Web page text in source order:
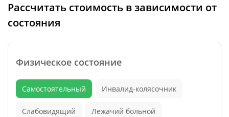
Рассчитать стоимость в зависимости от
состояния
Физическое состояние
Самостоятельный Инвалид-колясочник
Слабовидящий Лежачий больной